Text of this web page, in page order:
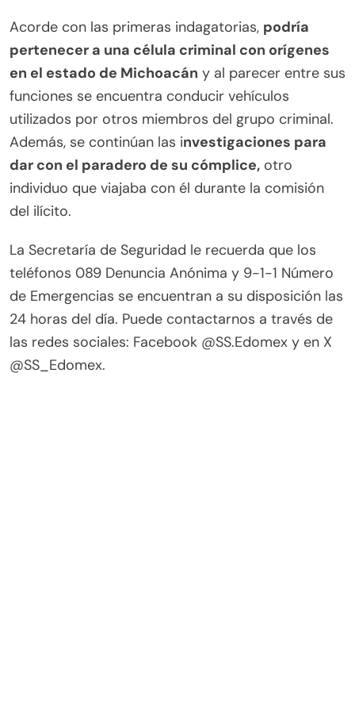
Acorde con las primeras indagatorias, podría
pertenecer a una célula criminal con orígenes
en el estado de Michoacán y al parecer entre sus
funciones se encuentra conducir vehículos
utilizados por otros miembros del grupo criminal.
Además, se continúan las investigaciones para
dar con el paradero de su cómplice, otro
individuo que viajaba con él durante la comisión
del ilícito.
La Secretaría de Seguridad le recuerda que los
teléfonos 089 Denuncia Anónima y 9-1-1 Número
de Emergencias se encuentran a su disposición las
24 horas del día. Puede contactarnos a través de
las redes sociales: Facebook @SS.Edomex y en X
@SS_Edomex.